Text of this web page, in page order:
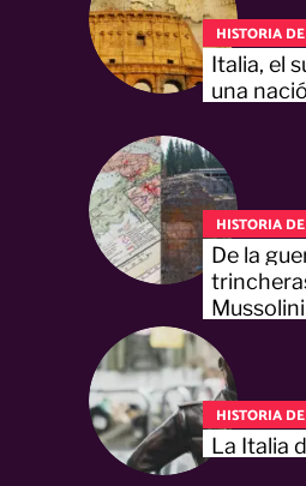
HISTORIA
Italia, el
una
HISTORIA
De la
Mussolini
HISTORIA
La Italia